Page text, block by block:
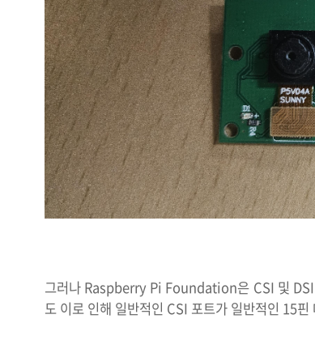
그러나 Raspberry Pi Foundation은 CSI 및 DSI
도 이로 인해 일반적인 CSI 포트가 일반적인 15